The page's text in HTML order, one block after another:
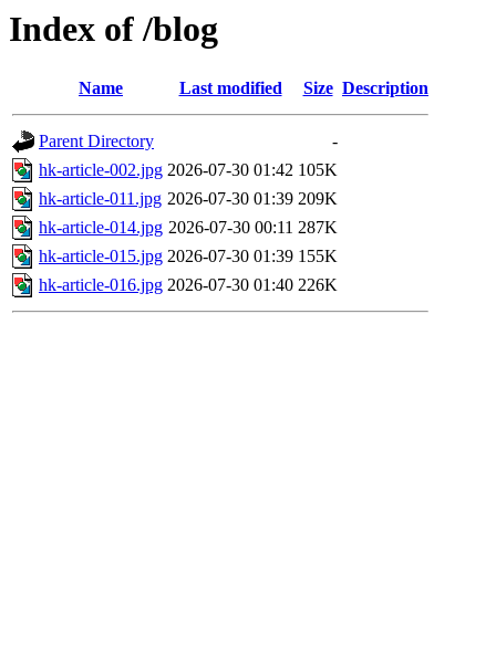
Index of /blog
Name Last modified Size Description
Parent Directory
-
hk-article-002.jpg 2026-07-30 01:42 105K
hk-article-011.jpg 2026-07-30 01:39 209K
hk-article-014.jpg 2026-07-30 00:11 287K
hk-article-015.jpg 2026-07-30 01:39 155K
hk-article-016.jpg 2026-07-30 01:40 226K